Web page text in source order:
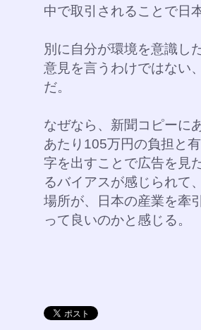
中で取引されることで日
別に自分が環境を意識し
意見を言うわけではない
だ。
なぜなら、新聞コピーに
あたり105万円の負担と
字を出すことで広告を見
るバイアスが感じられて
場所が、日本の産業を牽
って良いのかと感じる。